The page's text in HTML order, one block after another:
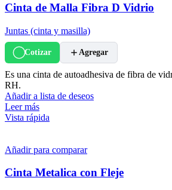
Cinta de Malla Fibra D Vidrio
Juntas (cinta y masilla)
Cotizar Agregar
Es una cinta de autoadhesiva de fibra de
RH.
Añadir a lista de deseos
Leer más
Vista rápida
Añadir para comparar
Cinta Metalica con Fleje